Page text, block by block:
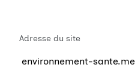
Adresse du site
environnement-